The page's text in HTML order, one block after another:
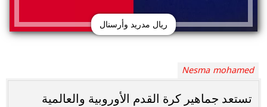
ريال مدريد وأرسنال
Nesma mohamed
تستعد جماهير كرة القدم الأوروبية والعالمية